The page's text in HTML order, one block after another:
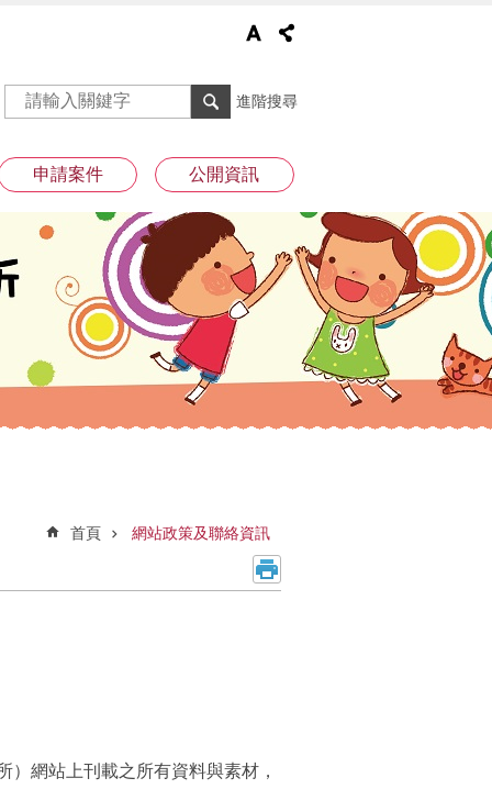
進階搜尋
申請案件 公開資訊
首頁 網站政策及聯絡資訊
網站上刊載之所有資料與素材，